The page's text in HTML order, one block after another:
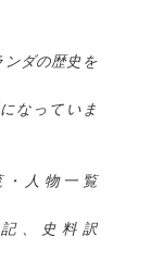
ンダの歴史を
なっていま
人物一覧
、史料訳